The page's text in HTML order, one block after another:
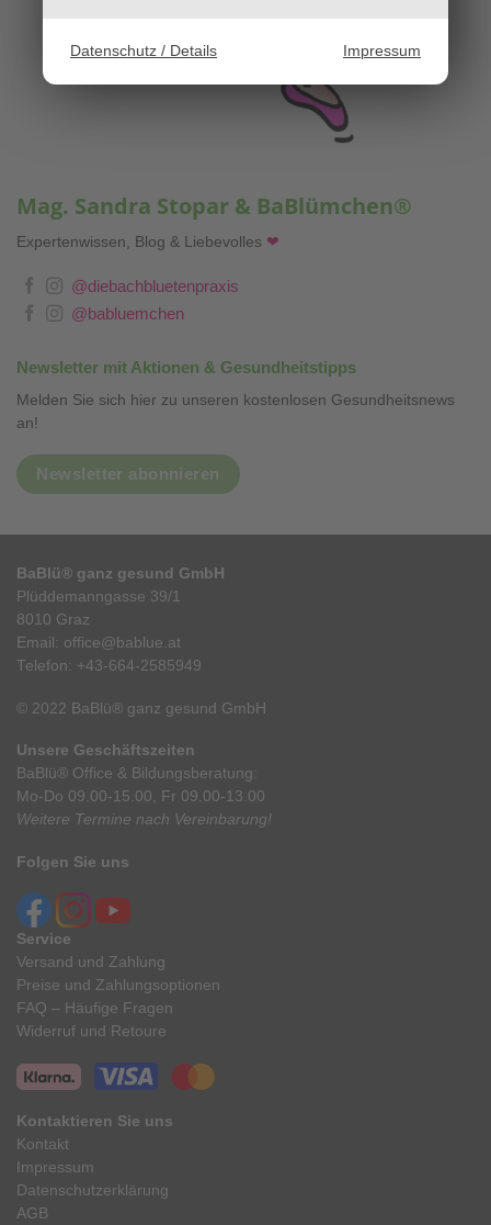
Datenschutz / Details Impressum
Mag. Sandra Stopar & BaBlümchen®
Expertenwissen, Blog & Liebevolles ❤
@diebachbluetenpraxis
@babluemchen
Newsletter mit Aktionen & Gesundheitstipps
Melden Sie sich hier zu unseren kostenlosen Gesundheitsnews
an!
Newsletter abonnieren
BaBlü® ganz gesund GmbH
Plüddemanngasse 39/1
8010 Graz
Email: office@bablue.at
Telefon: +43-664-2585949
© 2022 BaBlü® ganz gesund GmbH
Unsere Geschäftszeiten
BaBlü® Office & Bildungsberatung:
Mo-Do 09.00-15.00, Fr 09.00-13.00
Weitere Termine nach Vereinbarung!
Folgen Sie uns
Service
Versand und Zahlung
Preise und Zahlungsoptionen
FAQ – Häufige Fragen
Widerruf und Retoure
Kontaktieren Sie uns
Kontakt
Impressum
Datenschutzerklärung
AGB